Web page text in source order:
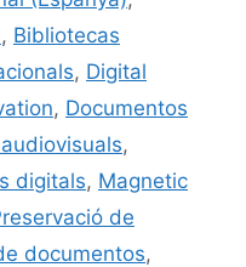
te
ix
, Bibliotecas
, Digital
, Documentos
,
digitals, Magnetic
de
documentos,